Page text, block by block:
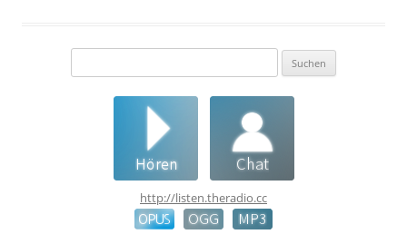
http://listen.theradio.cc